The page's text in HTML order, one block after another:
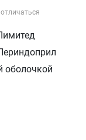
оболочкой